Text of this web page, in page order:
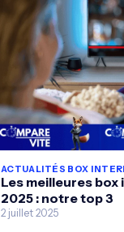
ACTUALITÉS BOX
Les meilleures
2025 : notre top 3
2 juillet 2025